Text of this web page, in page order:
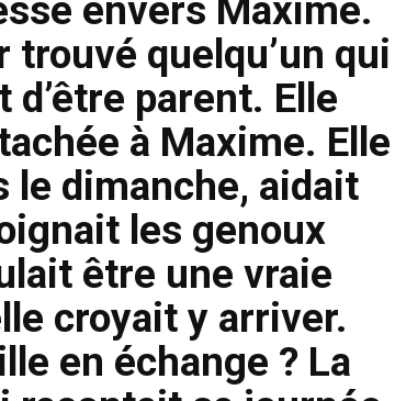
envers Maxime.
quelqu’un qui
d’être parent. Elle
à Maxime. Elle
le dimanche, aidait
les genoux
être une vraie
croyait y arriver.
en échange ? La